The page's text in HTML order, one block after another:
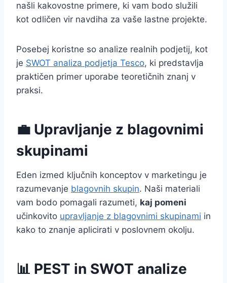
našli kakovostne primere, ki vam bodo služili
kot odličen vir navdiha za vaše lastne projekte.
Posebej koristne so analize realnih podjetij, kot
je SWOT analiza podjetja Tesco, ki predstavlja
praktičen primer uporabe teoretičnih znanj v
praksi.
💼 Upravljanje z blagovnimi
skupinami
Eden izmed ključnih konceptov v marketingu je
razumevanje blagovnih skupin. Naši materiali
vam bodo pomagali razumeti, kaj pomeni
učinkovito upravljanje z blagovnimi skupinami in
kako to znanje aplicirati v poslovnem okolju.
📊 PEST in SWOT analize